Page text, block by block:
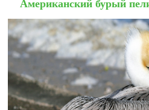
Американский бурый